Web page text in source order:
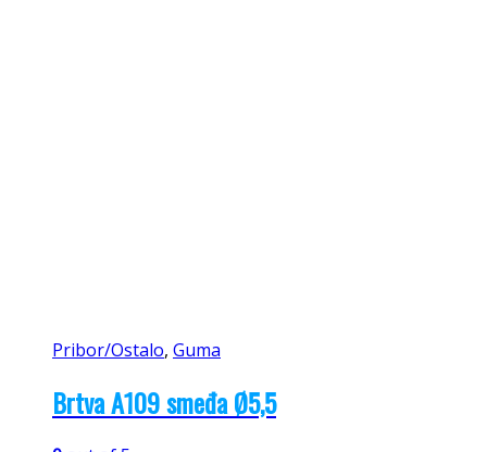
Pribor/Ostalo, Guma
Brtva A109 smeđa Ø5,5